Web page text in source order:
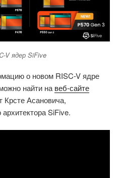
V ядер SiFive
о новом RISC-V ядре
найти на веб-сайте
Крсте Асановича,
SiFive.